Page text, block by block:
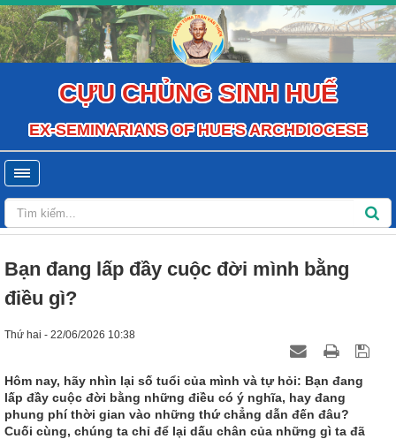
CỰU CHỦNG SINH HUẾ
EX-SEMINARIANS OF HUE'S ARCHDIOCESE
Bạn đang lấp đầy cuộc đời mình bằng
điều gì?
Thứ hai - 22/06/2026 10:38
Hôm nay, hãy nhìn lại số tuổi của mình và tự hỏi: Bạn đang
lấp đầy cuộc đời bằng những điều có ý nghĩa, hay đang
phung phí thời gian vào những thứ chẳng dẫn đến đâu?
Cuối cùng, chúng ta chỉ để lại dấu chân của những gì ta đã